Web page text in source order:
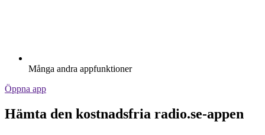
Många andra appfunktioner
Öppna app
Hämta den kostnadsfria radio.se-appen